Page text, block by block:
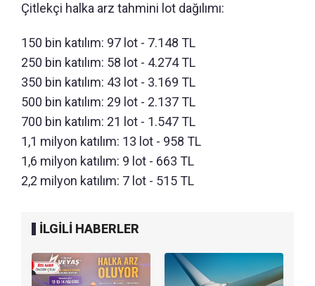
Çitlekçi halka arz tahmini lot dağılımı:
150 bin katılım: 97 lot - 7.148 TL
250 bin katılım: 58 lot - 4.274 TL
350 bin katılım: 43 lot - 3.169 TL
500 bin katılım: 29 lot - 2.137 TL
700 bin katılım: 21 lot - 1.547 TL
1,1 milyon katılım: 13 lot - 958 TL
1,6 milyon katılım: 9 lot - 663 TL
2,2 milyon katılım: 7 lot - 515 TL
İLGİLİ HABERLER